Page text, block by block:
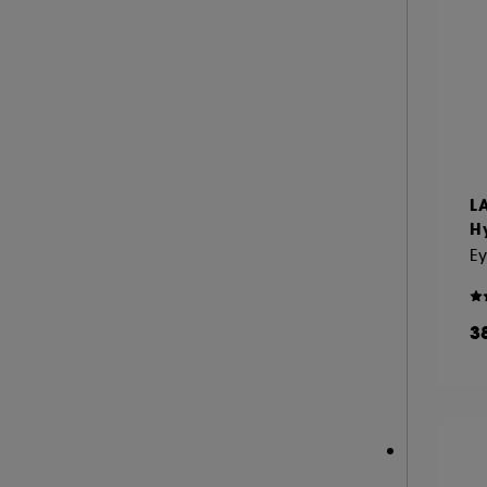
A l'exception des cookies techniques, le
le dépôt de ces cookies grâce au bouton
informations de navigation collectées par
de votre activité en ligne ou en magasin.
de retirer votrte consentement. Si vous